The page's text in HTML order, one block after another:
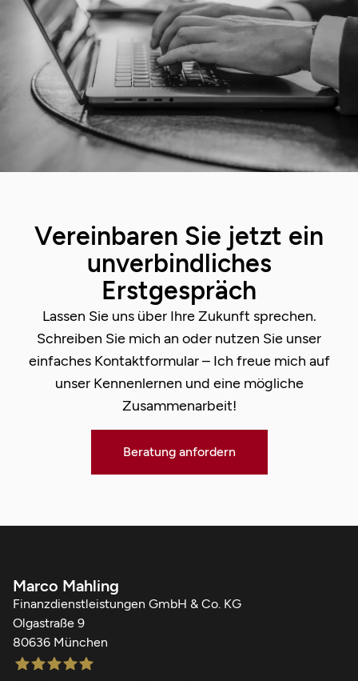
Vereinbaren Sie jetzt ein
unverbindliches
Erstgespräch
Lassen Sie uns über Ihre Zukunft sprechen.
Schreiben Sie mich an oder nutzen Sie unser
einfaches Kontaktformular – Ich freue mich auf
unser Kennenlernen und eine mögliche
Zusammenarbeit!
Beratung anfordern
Marco Mahling
Finanzdienstleistungen GmbH & Co. KG
Olgastraße 9
80636 München